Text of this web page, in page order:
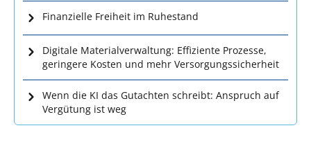
Finanzielle Freiheit im Ruhestand
Digitale Materialverwaltung: Effiziente Prozesse,
geringere Kosten und mehr Versorgungssicherheit
Wenn die KI das Gutachten schreibt: Anspruch auf
Vergütung ist weg